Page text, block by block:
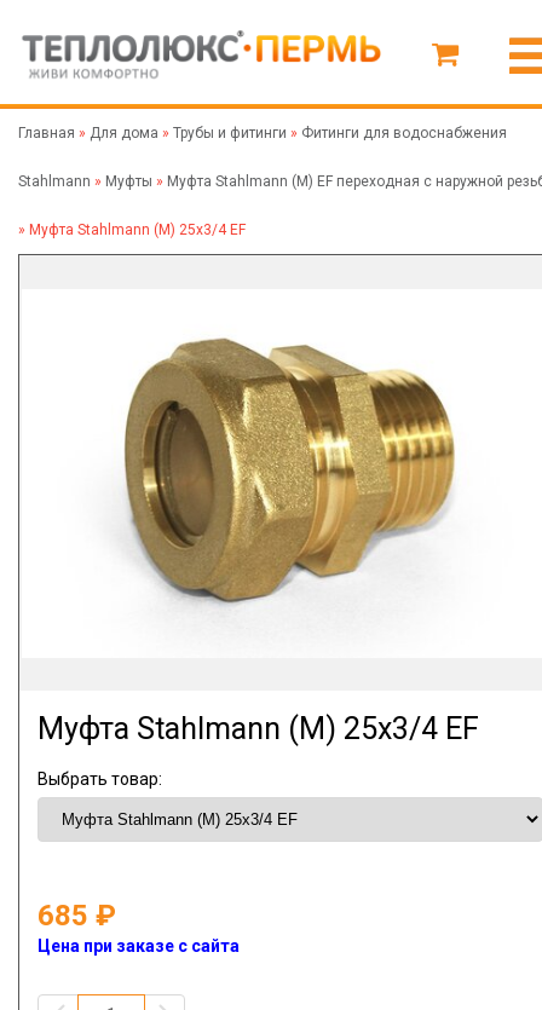
Главная » Для дома » Трубы и фитинги » Фитинги для водоснабжения
Stahlmann » Муфты » Муфта Stahlmann (M) EF переходная с наружной
» Муфта Stahlmann (M) 25х3/4 EF
Муфта Stahlmann (M) 25х3/4 EF
Выбрать товар:
685
Цена при заказе с сайта